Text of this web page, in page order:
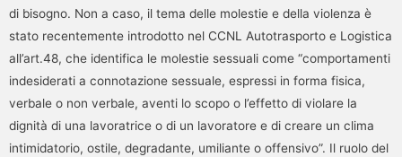
di bisogno. Non a caso, il tema delle molestie e della violenza è
stato recentemente introdotto nel CCNL Autotrasporto e Logistica
all’art.48, che identifica le molestie sessuali come “comportamenti
indesiderati a connotazione sessuale, espressi in forma fisica,
verbale o non verbale, aventi lo scopo o l’effetto di violare la
dignità di una lavoratrice o di un lavoratore e di creare un clima
intimidatorio, ostile, degradante, umiliante o offensivo”. Il ruolo del